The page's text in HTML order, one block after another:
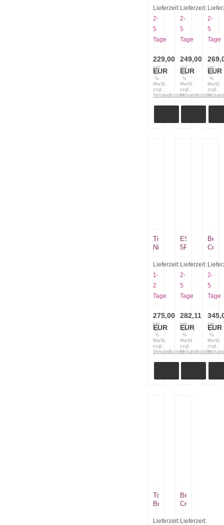
6P-
DE
Dark
Earth
plain
schwarzer
Scheide
Lieferzeit:
2-
5
Tage
229,00
EUR
inkl.
19
%
MwSt.
zzgl.
Versandkosten
2
black
plain
G10
Lieferzeit:
2-
5
Tage
249,00
EUR
inkl.
19
%
MwSt.
zzgl.
Versandkosten
2-
5
Tage
EUR
inkl.
19
%
MwSt.
zzgl.
Ti
Nives
Black
Tactical
Lieferzeit:
1-
2
Tage
275,00
EUR
inkl.
19
%
MwSt.
zzgl.
Versandkosten
ESEE
5P-
mit
Kydexscheide
schwarz
und
schwarzer
Lieferzeit:
2-
5
Tage
282,11
EUR
inkl.
19
%
MwSt.
zzgl.
Versandkosten
small
2
2-
5
Tage
EUR
inkl.
19
%
MwSt.
zzgl.
Tops
Bro
BOB
Lieferzeit:
Benchmade
Crooked
large
Lieferzeit: